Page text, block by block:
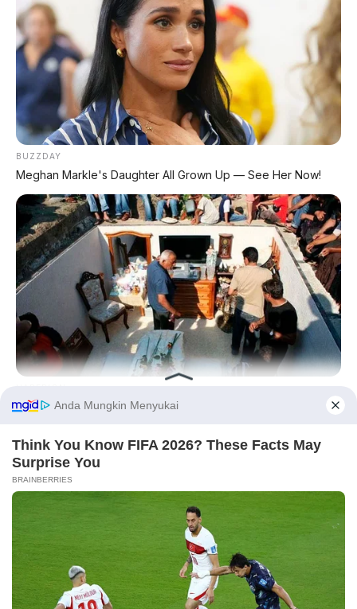
FACEBOOK KAMI
Ikuti kami untuk update stok unit dan berita otomotif harian.
Ikuti Halaman
KATEGORI OTOMOTIF
Review Mobil
Spesifikasi Motor
Tips & Perawatan
Event Otomotif
🔥 UNIT LELANG RESMI
CUCI GUDANG DEALER 2026
HARGA MULAI
RP 1,5 JT
✕
BUZZDAY
Meghan Markle's Daughter All Grown Up — See Her Now!
Opulence In Grief: The Lavish Burial Of A Gypsy Tycoon
Before You Go